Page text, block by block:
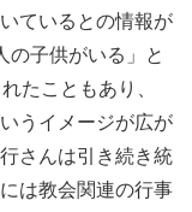
ているとの情報が
の子供がいる」と
たこともあり、
うイメージが広が
さんは引き続き統
は教会関連の行事